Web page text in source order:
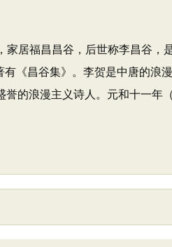
居福昌昌谷，后世称李昌谷，
有《昌谷集》。李贺是中唐的
的浪漫主义诗人。元和十一年